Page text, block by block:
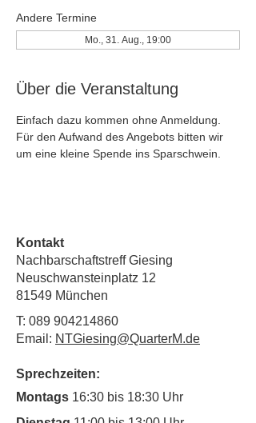
Andere Termine
Mo., 31. Aug., 19:00
Über die Veranstaltung
Einfach dazu kommen ohne Anmeldung.
Für den Aufwand des Angebots bitten wir
um eine kleine Spende ins Sparschwein.
Kontakt
Nachbarschaftstreff Giesing
Neuschwansteinplatz 12
81549 München
T: 089 904214860
Email: NTGiesing@QuarterM.de
Sprechzeiten:
Montags 16:30 bis 18:30 Uhr